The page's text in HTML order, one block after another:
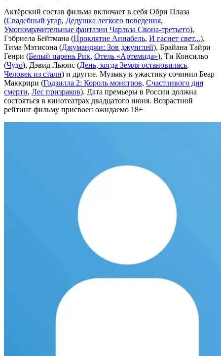
Актёрский состав фильма включает в себя Обри Плаза
(Свадебный угар, Дедушка легкого поведения,
Умопомрачительные фантазии Чарльза Свона-третьего),
Гэбриела Бейтмана (Проклятие Аннабель, И гаснет свет...),
Тима Мэтисона (Джуманджи: Зов джунглей), Брайана Тайри
Генри (Белый парень Рик, Отель «Артемида»), Ти Консильо
(Чудо), Дэвид Льюис (День, когда Земля остановилась,
Человек из стали) и другие. Музыку к ужастику сочинил Беар
Маккрири (Годзилла 2: Король монстров, Счастливого дня
смерти, Лес призраков). Дата премьеры в России должна
состояться в кинотеатрах двадцатого июня. Возрастной
рейтинг фильму присвоен ожидаемо 18+